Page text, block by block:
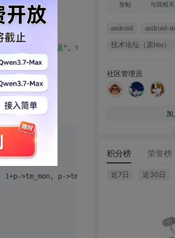
，共发现%d个错误" , times,PowerUpTimes,
1+p->tm_mon, p->tm_mday, p->tm_hour, p-
发帖 与我相关
android android-
技术论坛（原bbs）
社区管理员
积分榜 荣誉榜
近7日 近30日